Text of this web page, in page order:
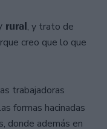
rural, y trato de
creo que lo que
trabajadoras
formas hacinadas
donde además en